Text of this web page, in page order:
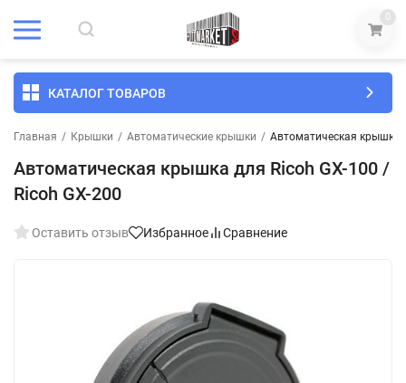
0
КАТАЛОГ ТОВАРОВ
Главная / Крышки / Автоматические крышки / Автоматическая крышка
Автоматическая крышка для Ricoh GX-100 /
Ricoh GX-200
Оставить отзыв Избранное Сравнение